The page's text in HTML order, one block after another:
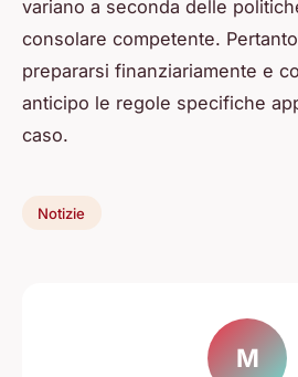
variano a seconda delle
consolare competente.
prepararsi finanziariamente e
anticipo le regole specifiche
caso.
Notizie
M